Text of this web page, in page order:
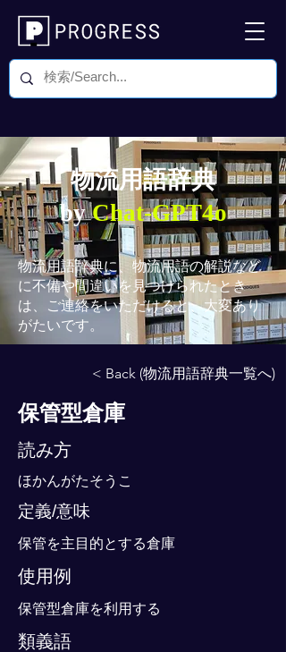
物流用語辞典
byChat-GPT4o
物流用語辞典に、物流用語の解説など
に不備や間違いを見つけられたとき
は、ご連絡をいただけると、大変あり
がたいです。
< Back (物流用語辞典一覧へ)
保管型倉庫
読み方
ほかんがたそうこ
定義/意味
保管を主目的とする倉庫
使用例
保管型倉庫を利用する
類義語